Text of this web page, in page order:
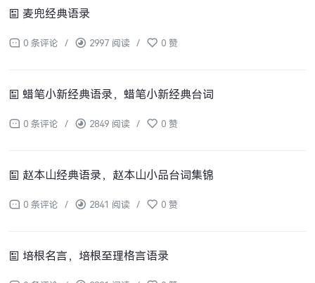
麦兜经典语录
0 条评论 / 2997 阅读 / 0 赞
蜡笔小新经典语录，蜡笔小新经典台词
0 条评论 / 2849 阅读 / 0 赞
赵本山经典语录，赵本山小品台词集锦
0 条评论 / 2841 阅读 / 0 赞
培根名言，培根至理格言语录